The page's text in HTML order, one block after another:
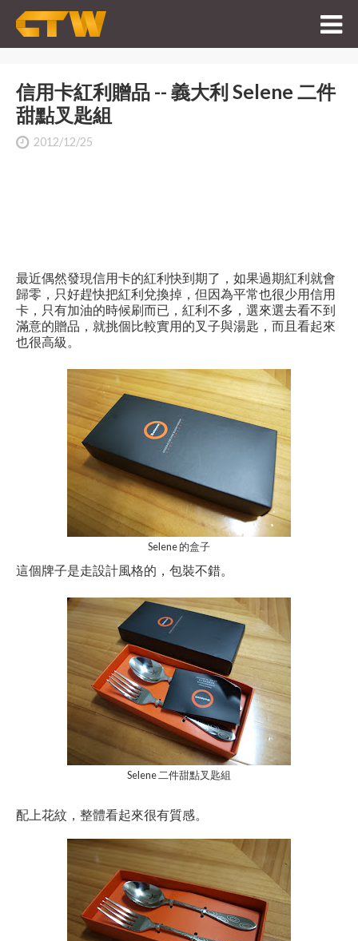
信用卡紅利贈品 -- 義大利 Selene 二件
甜點叉匙組
2012/12/25
最近偶然發現信用卡的紅利快到期了，如果過期紅利就會
歸零，只好趕快把紅利兌換掉，但因為平常也很少用信用
卡，只有加油的時候刷而已，紅利不多，選來選去看不到
滿意的贈品，就挑個比較實用的叉子與湯匙，而且看起來
也很高級。
Selene 的盒子
這個牌子是走設計風格的，包裝不錯。
Selene 二件甜點叉匙組
配上花紋，整體看起來很有質感。